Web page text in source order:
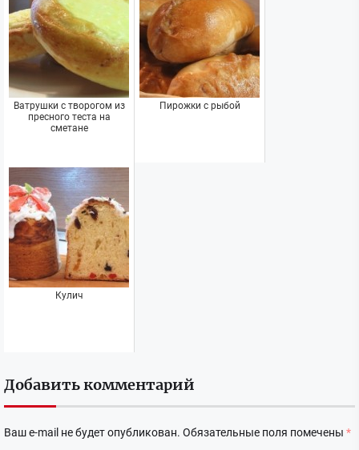
Ватрушки с творогом из
пресного теста на
сметане
Пирожки с рыбой
Кулич
Добавить комментарий
Ваш e-mail не будет опубликован. Обязательные поля помечены *